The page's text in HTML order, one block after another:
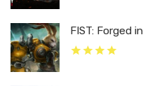
FIST: Forged